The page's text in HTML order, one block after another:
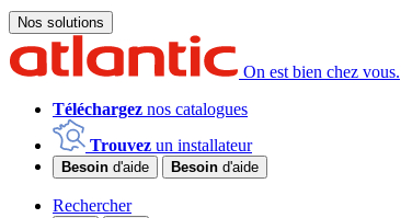
Nos solutions
On est bien chez vous.
Téléchargez nos catalogues
Trouvez un installateur
Besoin d'aide Besoin d'aide
Rechercher